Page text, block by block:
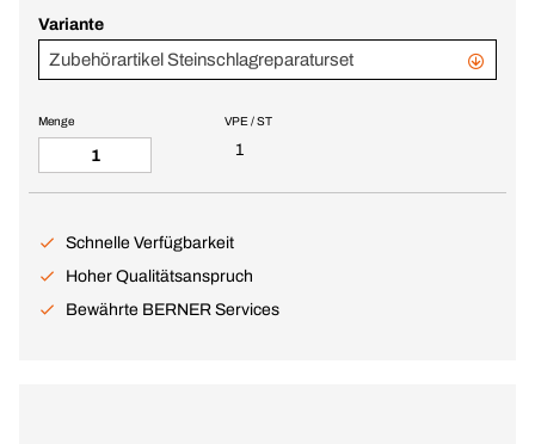
Variante
Zubehörartikel Steinschlagreparaturset
VPE / ST
1
Menge
Schnelle Verfügbarkeit
Hoher Qualitätsanspruch
Bewährte BERNER Services